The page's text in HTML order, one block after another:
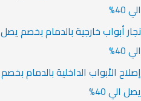
الي 40%
نجار أبواب خارجية بالدمام بخصم يصل
الي 40%
إصلاح الأبواب الداخلية بالدمام بخصم
يصل الي 40%